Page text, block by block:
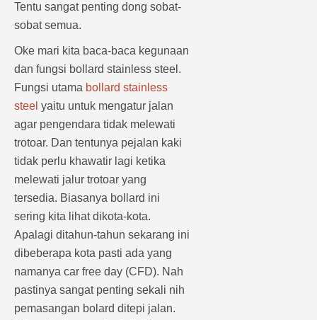
Tentu sangat penting dong sobat-
sobat semua.
Oke mari kita baca-baca kegunaan
dan fungsi bollard stainless steel.
Fungsi utama bollard stainless
steel yaitu untuk mengatur jalan
agar pengendara tidak melewati
trotoar. Dan tentunya pejalan kaki
tidak perlu khawatir lagi ketika
melewati jalur trotoar yang
tersedia. Biasanya bollard ini
sering kita lihat dikota-kota.
Apalagi ditahun-tahun sekarang ini
dibeberapa kota pasti ada yang
namanya car free day (CFD). Nah
pastinya sangat penting sekali nih
pemasangan bolard ditepi jalan.